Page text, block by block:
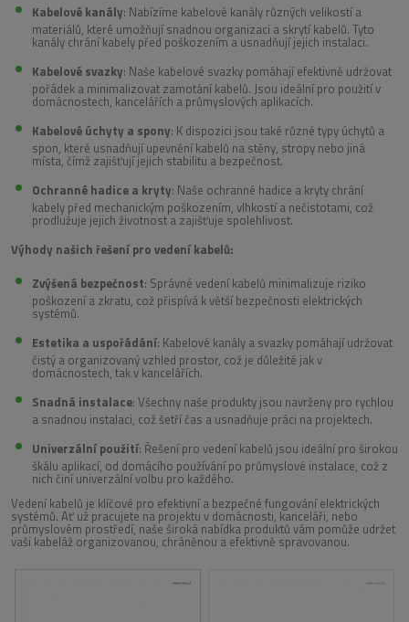
Kabelové kanály: Nabízíme kabelové kanály různých velikostí a
materiálů, které umožňují snadnou organizaci a skrytí kabelů. Tyto
kanály chrání kabely před poškozením a usnadňují jejich instalaci.
Kabelové svazky: Naše kabelové svazky pomáhají efektivně udržovat
pořádek a minimalizovat zamotání kabelů. Jsou ideální pro použití v
domácnostech, kancelářích a průmyslových aplikacích.
Kabelové úchyty a spony: K dispozici jsou také různé typy úchytů a
spon, které usnadňují upevnění kabelů na stěny, stropy nebo jiná
místa, čímž zajišťují jejich stabilitu a bezpečnost.
Ochranné hadice a kryty: Naše ochranné hadice a kryty chrání
kabely před mechanickým poškozením, vlhkostí a nečistotami, což
prodlužuje jejich životnost a zajišťuje spolehlivost.
Výhody našich řešení pro vedení kabelů:
Zvýšená bezpečnost: Správné vedení kabelů minimalizuje riziko
poškození a zkratu, což přispívá k větší bezpečnosti elektrických
systémů.
Estetika a uspořádání: Kabelové kanály a svazky pomáhají udržovat
čistý a organizovaný vzhled prostor, což je důležité jak v
domácnostech, tak v kancelářích.
Snadná instalace: Všechny naše produkty jsou navrženy pro rychlou
a snadnou instalaci, což šetří čas a usnadňuje práci na projektech.
Univerzální použití: Řešení pro vedení kabelů jsou ideální pro širokou
škálu aplikací, od domácího používání po průmyslové instalace, což z
nich činí univerzální volbu pro každého.
Vedení kabelů je klíčové pro efektivní a bezpečné fungování elektrických
systémů. Ať už pracujete na projektu v domácnosti, kanceláři, nebo
průmyslovém prostředí, naše široká nabídka produktů vám pomůže udržet
vaši kabeláž organizovanou, chráněnou a efektivně spravovanou.